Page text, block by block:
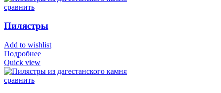
сравнить
Пилястры
Add to wishlist
Подробнее
Quick view
сравнить